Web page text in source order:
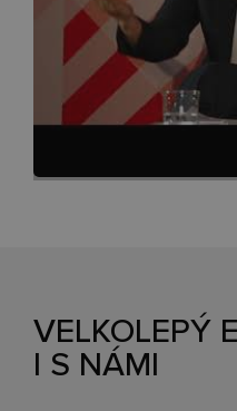
VELKOLEPÝ
I S NÁMI